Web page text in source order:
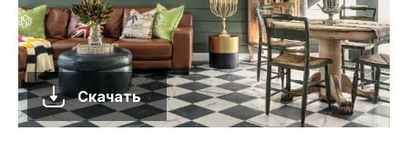
Скачать